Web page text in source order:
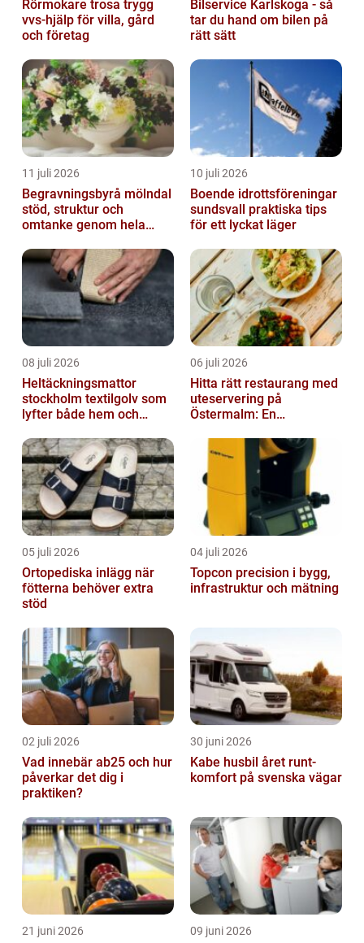
Rörmokare trosa trygg
vvs-hjälp för villa, gård
och företag
Bilservice Karlskoga - så
tar du hand om bilen på
rätt sätt
11 juli 2026
Begravningsbyrå mölndal
stöd, struktur och
omtanke genom hela
10 juli 2026
Boende idrottsföreningar
sundsvall praktiska tips
för ett lyckat läger
08 juli 2026
Heltäckningsmattor
stockholm textilgolv som
lyfter både hem och
06 juli 2026
Hitta rätt restaurang med
uteservering på
Östermalm: En
i solen
05 juli 2026
Ortopediska inlägg när
fötterna behöver extra
stöd
04 juli 2026
Topcon precision i bygg,
infrastruktur och mätning
02 juli 2026
Vad innebär ab25 och hur
påverkar det dig i
praktiken?
30 juni 2026
Kabe husbil året runt-
komfort på svenska vägar
21 juni 2026 09 juni 2026